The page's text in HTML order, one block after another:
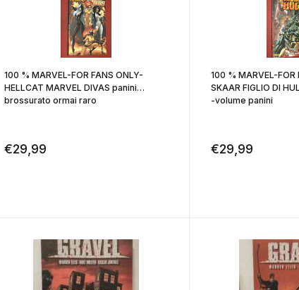
100 % MARVEL-FOR FANS ONLY-
HELLCAT MARVEL DIVAS panini
brossurato ormai raro
€29,99
100 % MARVEL-FOR
SKAAR FIGLIO DI
-volume panini
€29,99